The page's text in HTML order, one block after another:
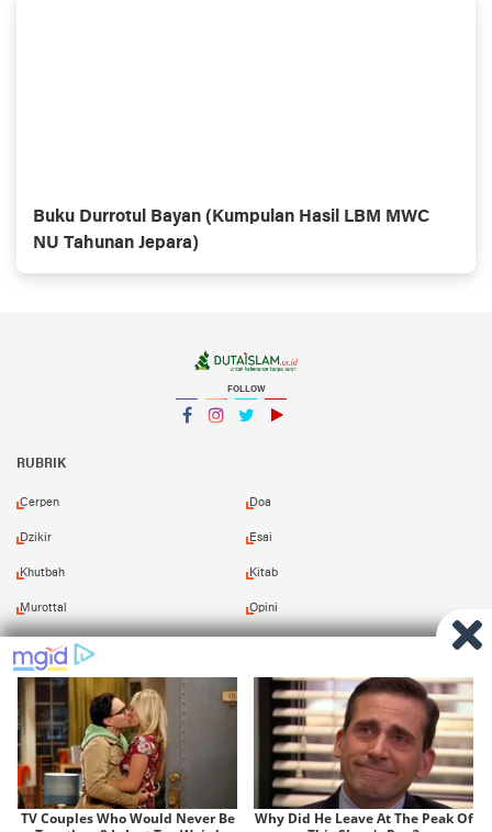
Buku Durrotul Bayan (Kumpulan Hasil LBM MWC
NU Tahunan Jepara)
FOLLOW
RUBRIK
Cerpen Doa
Dzikir Esai
Khutbah Kitab
Murottal Opini
Shalawat Tafsir
Redaksi Pasang Iklan
Kirim Naskah Download Kitab
Copyright © 2026 Duta Islam